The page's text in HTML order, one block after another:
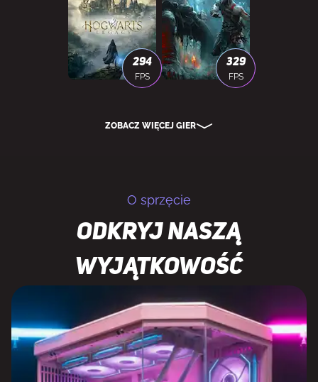
294
FPS
329
FPS
ZOBACZ WIĘCEJ GIER
O sprzęcie
Odkryj naszą
wyjątkowość